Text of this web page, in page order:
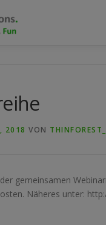
2018 VON
gemeinsamen
Näheres unter: